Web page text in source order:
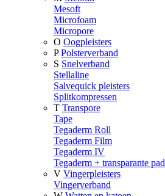
Mesoft
Microfoam
Micropore
O Oogpleisters
P Polsterverband
S Snelverband
Stellaline
Salvequick pleisters
Splitkompressen
T Transpore
Tape
Tegaderm Roll
Tegaderm Film
Tegaderm IV
Tegaderm + transparante pad
V Vingerpleisters
Vingerverband